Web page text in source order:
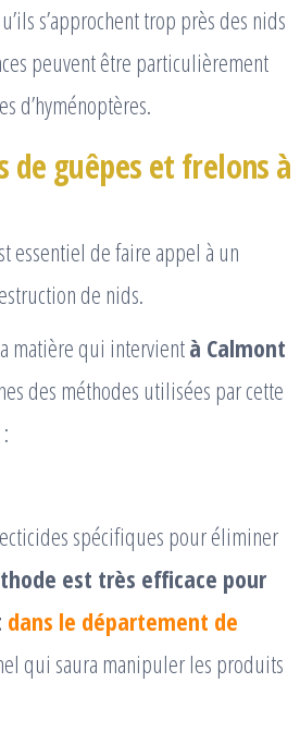
s’approchent trop près des nids
peuvent être particulièrement
d’hyménoptères.
de guêpes et frelons à
essentiel de faire appel à un
de nids.
matière qui intervientà Calmont
des méthodes utilisées par cette
spécifiques pour éliminer
est très efficace pour
dans le département de
qui saura manipuler les produits